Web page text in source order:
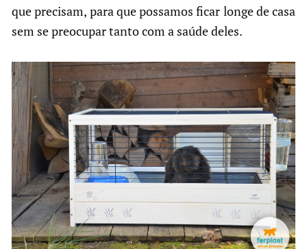
que precisam, para que possamos ficar longe de casa
sem se preocupar tanto com a saúde deles.